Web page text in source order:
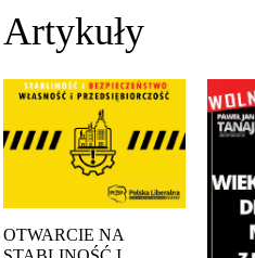
Artykuły
OTWARCIE NA